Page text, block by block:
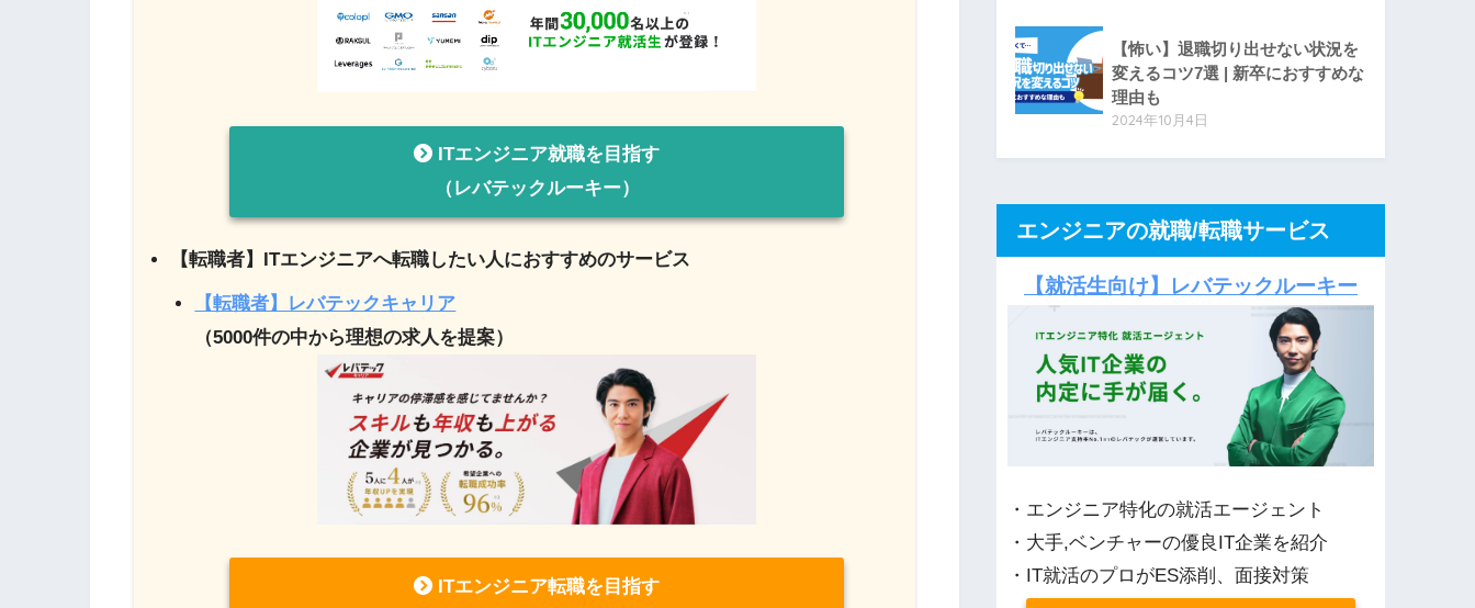
ITエンジニア就職を目指す
（レバテックルーキー）
【転職者】ITエンジニアへ転職したい人におすすめのサービス
【転職者】レバテックキャリア
（5000件の中から理想の求人を提案）
ITエンジニア転職を目指す
【怖い】退職切り出せない状況を
変えるコツ7選 | 新卒におすすめな
理由も
2024年10月4日
エンジニアの就職/転職サービス
【就活生向け】レバテックルーキー
・エンジニア特化の就活エージェント
・大手,ベンチャーの優良IT企業を紹介
・IT就活のプロがES添削、面接対策